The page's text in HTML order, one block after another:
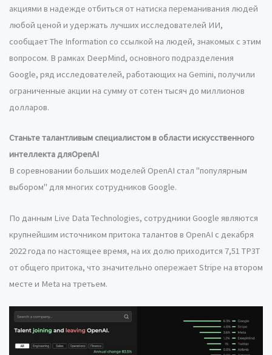
акциями в надежде отбиться от натиска переманивания людей
любой ценой и удержать лучших исследователей ИИ,
сообщает The Information со ссылкой на людей, знакомых с этим
вопросом. В рамках DeepMind, основного подразделения
Google, ряд исследователей, работающих на Gemini, получили
ограниченные акции на сумму от сотен тысяч до миллионов
долларов.
Станьте талантливым специалистом в области искусственного
интеллекта дляOpenAI
В соревновании больших моделей OpenAI стал "популярным
выбором" для многих сотрудников Google.
По данным Live Data Technologies, сотрудники Google являются
крупнейшим источником притока талантов в OpenAI с декабря
2022 года по настоящее время, на их долю приходится 7,51 TP3T
от общего притока, что значительно опережает Stripe на втором
месте и Meta на третьем.